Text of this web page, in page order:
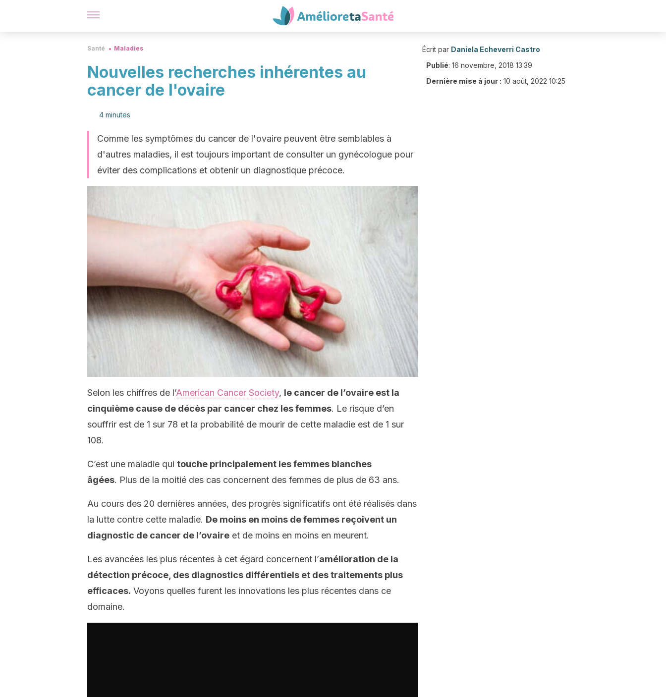
Santé Maladies
Nouvelles recherches inhérentes au
cancer de l'ovaire
4 minutes
Comme les symptômes du cancer de l'ovaire peuvent être semblables à
d'autres maladies, il est toujours important de consulter un gynécologue pour
éviter des complications et obtenir un diagnostique précoce.
Selon les chiffres de l’American Cancer Society, le cancer de l’ovaire est la
cinquième cause de décès par cancer chez les femmes. Le risque d’en
souffrir est de 1 sur 78 et la probabilité de mourir de cette maladie est de 1 sur
108.
C’est une maladie qui touche principalement les femmes blanches
âgées. Plus de la moitié des cas concernent des femmes de plus de 63 ans.
Au cours des 20 dernières années, des progrès significatifs ont été réalisés dans
la lutte contre cette maladie. De moins en moins de femmes reçoivent un
diagnostic de cancer de l’ovaire et de moins en moins en meurent.
Les avancées les plus récentes à cet égard concernent l’amélioration de la
détection précoce, des diagnostics différentiels et des traitements plus
efficaces. Voyons quelles furent les innovations les plus récentes dans ce
domaine.
Écrit par Daniela Echeverri Castro
Publié: 16 novembre, 2018 13:39
Dernière mise à jour : 10 août, 2022 10:25